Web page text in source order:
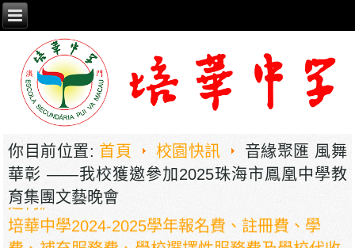
你目前位置: 首頁 校園快訊
音緣聚匯 風舞
華彰 ——我校獲邀參加2025珠海市鳳凰中學教
育集團文藝晚會
2026年职业教育国家教学成果奖申报——《普职
相融，技教生香——澳门三融六通九评教育模式
建构》
培華中學2024-2025學年報名費、註冊費、學
費、補充服務費、學校選擇性服務費及學校代收